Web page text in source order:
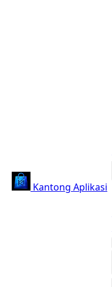
Kantong Aplikasi